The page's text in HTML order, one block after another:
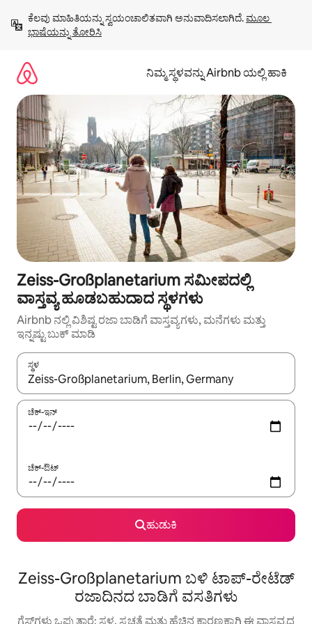
ಹೋಗಿ
ಕೆಲವು ಮಾಹಿತಿಯನ್ನು ಸ್ವಯಂಚಾಲಿತವಾಗಿ ಅನುವಾದಿಸಲಾಗಿದೆ. ಮೂಲ
ಭಾಷೆಯನ್ನು ತೋರಿಸಿ
ನಿಮ್ಮ ಸ್ಥಳವನ್ನು Airbnb ಯಲ್ಲಿ ಹಾಕಿ
Zeiss-Großplanetarium ಸಮೀಪದಲ್ಲಿ
ವಾಸ್ತವ್ಯ ಹೂಡಬಹುದಾದ ಸ್ಥಳಗಳು
Airbnb ನಲ್ಲಿ ವಿಶಿಷ್ಟ ರಜಾ ಬಾಡಿಗೆ ವಾಸ್ತವ್ಯಗಳು, ಮನೆಗಳು ಮತ್ತು
ಇನ್ನಷ್ಟು ಬುಕ್ ಮಾಡಿ
ಸ್ಥಳ
ಫಲಿತಾಂಶಗಳು ಲಭ್ಯವಿರುವಾಗ, ಅಪ್ ಮತ್ತು ಡೌನ್ ಬಾಣದ ಕೀಲಿಗಳೊಂದಿಗೆ
ಚೆಕ್-ಇನ್
ಚೆಕ್-ಔಟ್
ಹುಡುಕಿ
Zeiss-Großplanetarium ಬಳಿ ಟಾಪ್-ರೇಟೆಡ್
ರಜಾದಿನದ ಬಾಡಿಗೆ ವಸತಿಗಳು
ಗೆಸ್ಟ್‌ಗಳು ಒಪ್ಪುತ್ತಾರೆ: ಸ್ಥಳ, ಸ್ವಚ್ಛತೆ ಮತ್ತು ಹೆಚ್ಚಿನ ಕಾರಣಕ್ಕಾಗಿ ಈ ವಾಸ್ತವ್ಯದ